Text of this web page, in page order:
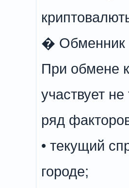
� Обменник
При обмене
участвует
ряд
• текущий
городе;